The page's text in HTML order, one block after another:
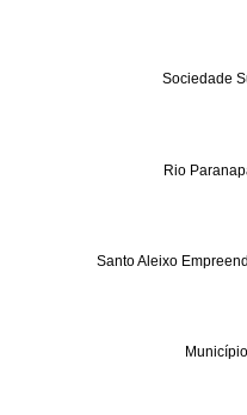
Sociedade
Rio
Santo Aleixo